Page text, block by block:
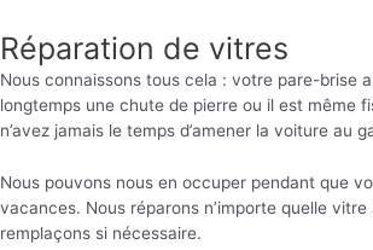
Réparation de vitres
Nous connaissons tous cela : votre pare-brise
longtemps une chute de pierre ou il est même
n’avez jamais le temps d’amener la voiture au
Nous pouvons nous en occuper pendant que
vacances. Nous réparons n’importe quelle vitre
remplaçons si nécessaire.